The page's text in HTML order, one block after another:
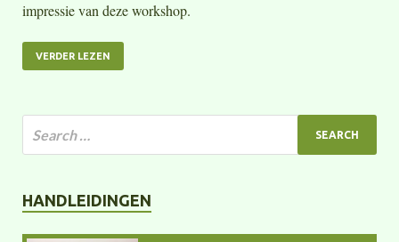
impressie van deze workshop.
VERDER LEZEN
HANDLEIDINGEN